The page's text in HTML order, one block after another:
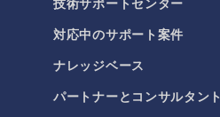
対応中のサポート案件
ナレッジベース
パートナーとコンサルタント